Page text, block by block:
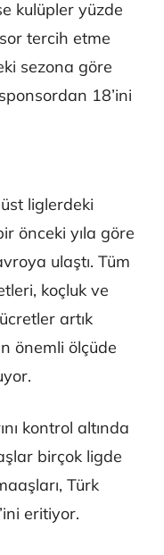
kulüpler yüzde
tercih etme
sezona göre
18’ini
liglerdeki
önceki yıla göre
ulaştı. Tüm
koçluk ve
artık
önemli ölçüde
kontrol altında
birçok ligde
Türk
eritiyor.